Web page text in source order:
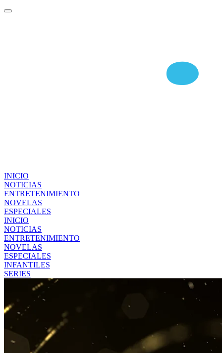
INICIO
NOTICIAS
ENTRETENIMIENTO
NOVELAS
ESPECIALES
INICIO
NOTICIAS
ENTRETENIMIENTO
NOVELAS
ESPECIALES
INFANTILES
SERIES